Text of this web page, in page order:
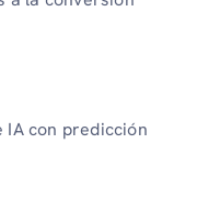
IA con predicción